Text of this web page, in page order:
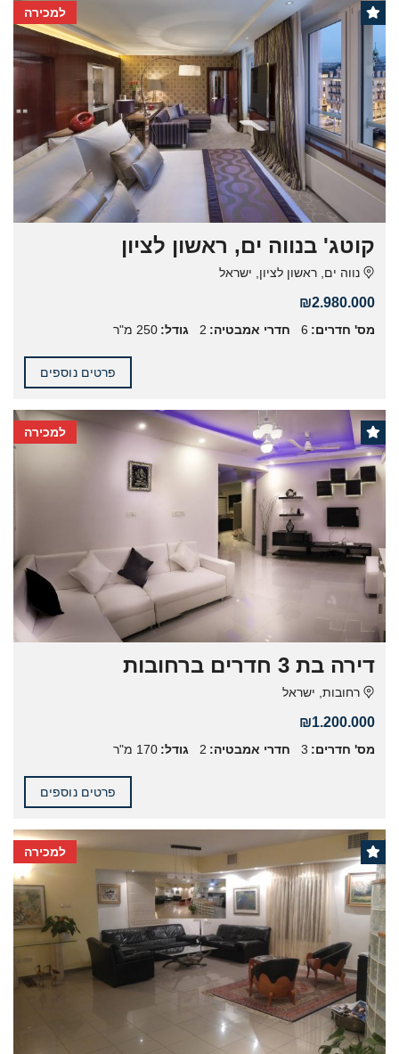
למכירה
קוטג' בנווה ים, ראשון לציון
נווה ים, ראשון לציון, ישראל
₪2.980.000
מס' חדרים: 6 חדרי אמבטיה: 2 גודל: 250 מ"ר
פרטים נוספים
למכירה
דירה בת 3 חדרים ברחובות
רחובות, ישראל
₪1.200.000
מס' חדרים: 3 חדרי אמבטיה: 2 גודל: 170 מ"ר
פרטים נוספים
למכירה